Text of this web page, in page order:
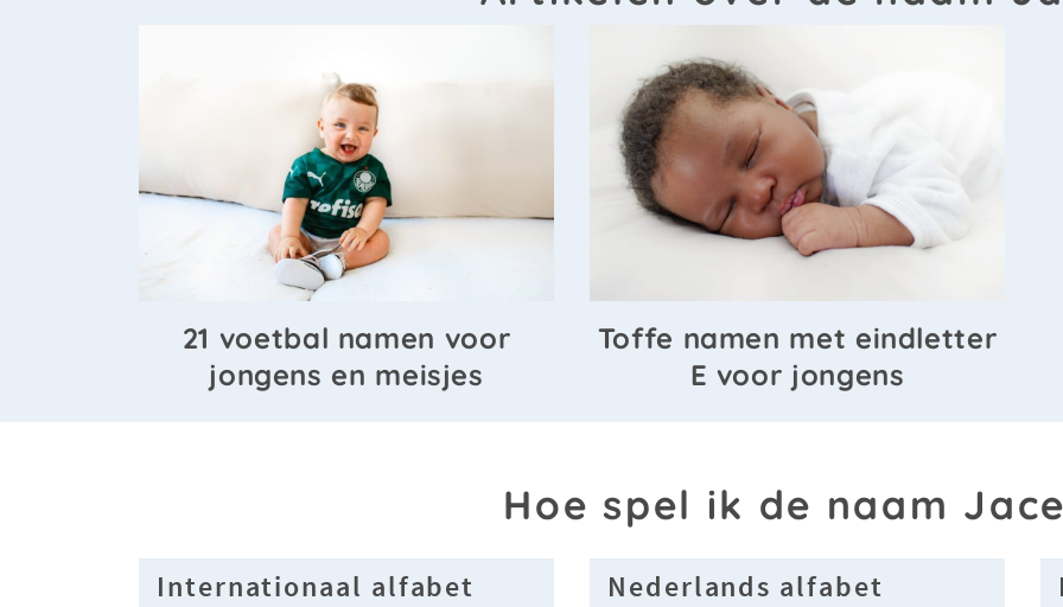
21 voetbal namen voor
jongens en meisjes
Toffe namen met eindletter
E voor jongens
Hoe spel ik de naam
Internationaal alfabet Nederlands alfabet